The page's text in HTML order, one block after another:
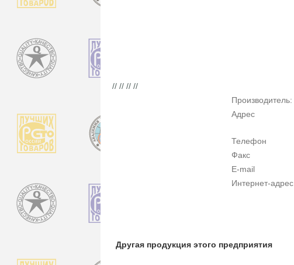
// // // //
Производитель:
Адрес
Телефон
Факс
E-mail
Интернет-адрес
Другая продукция этого предприятия